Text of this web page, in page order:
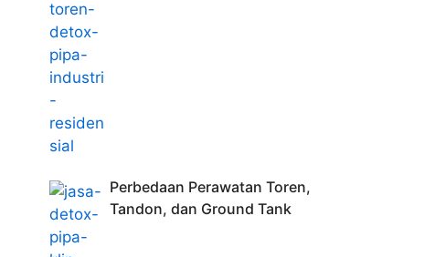
Perbedaan Perawatan Toren,
Tandon, dan Ground Tank